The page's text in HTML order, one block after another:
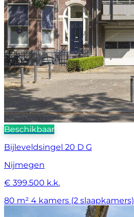
Beschikbaar
Bijleveldsingel 20 D G
Nijmegen
€ 399.500 k.k.
80 m² 4 kamers (2 slaapkamers)